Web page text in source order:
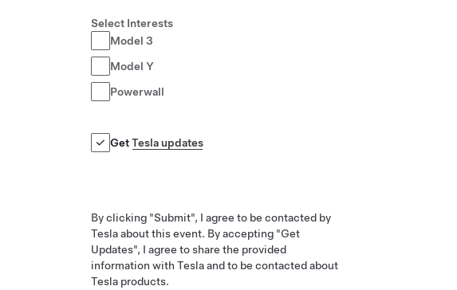
Select Interests
Model 3
Model Y
Powerwall
GetTesla updates
By clicking "Submit", I agree to be contacted by
Tesla about this event. By accepting "Get
Updates", I agree to share the provided
information with Tesla and to be contacted about
Tesla products.